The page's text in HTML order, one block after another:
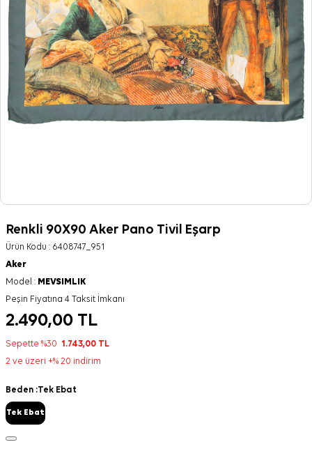
Renkli 90X90 Aker Pano Tivil Eşarp
Ürün Kodu : 6408747_951
Aker
Model : MEVSIMLIK
Peşin Fiyatına 4 Taksit İmkanı
2.490,00 TL
Sepette %30 1.743,00 TL
2 ve üzeri +% 20 indirim
Beden :Tek Ebat
Tek Ebat